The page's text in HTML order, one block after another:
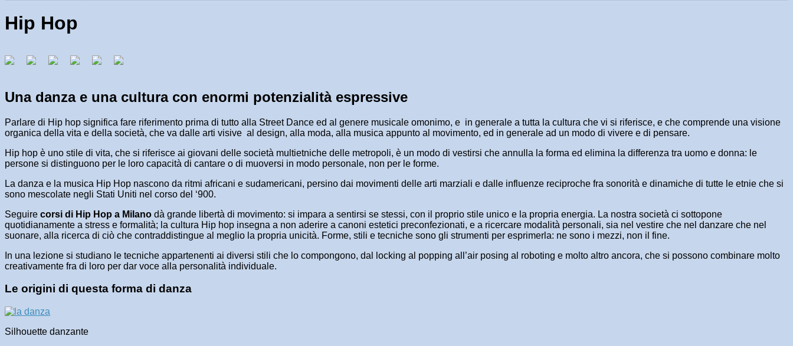
Hip Hop
Una danza e una cultura con enormi potenzialità espressive
Parlare di Hip hop significa fare riferimento prima di tutto alla Street Dance ed al genere musicale omonimo, e in generale a tutta la cultura che vi si riferisce, e che comprende una visione
organica della vita e della società, che va dalle arti visive al design, alla moda, alla musica appunto al movimento, ed in generale ad un modo di vivere e di pensare.
Hip hop è uno stile di vita, che si riferisce ai giovani delle società multietniche delle metropoli, è un modo di vestirsi che annulla la forma ed elimina la differenza tra uomo e donna: le
persone si distinguono per le loro capacità di cantare o di muoversi in modo personale, non per le forme.
La danza e la musica Hip Hop nascono da ritmi africani e sudamericani, persino dai movimenti delle arti marziali e dalle influenze reciproche fra sonorità e dinamiche di tutte le etnie che si
sono mescolate negli Stati Uniti nel corso del ‘900.
Seguire corsi di Hip Hop a Milano dà grande libertà di movimento: si impara a sentirsi se stessi, con il proprio stile unico e la propria energia. La nostra società ci sottopone
quotidianamente a stress e formalità; la cultura Hip hop insegna a non aderire a canoni estetici preconfezionati, e a ricercare modalità personali, sia nel vestire che nel danzare che nel
suonare, alla ricerca di ciò che contraddistingue al meglio la propria unicità. Forme, stili e tecniche sono gli strumenti per esprimerla: ne sono i mezzi, non il fine.
In una lezione si studiano le tecniche appartenenti ai diversi stili che lo compongono, dal locking al popping all’air posing al roboting e molto altro ancora, che si possono combinare molto
creativamente fra di loro per dar voce alla personalità individuale.
Le origini di questa forma di danza
Silhouette danzante